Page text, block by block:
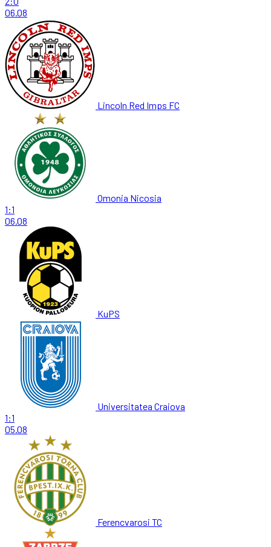
06.08
Lincoln Red Imps FC
Omonia Nicosia
1:1
06.08
KuPS
Universitatea Craiova
1:1
05.08
Ferencvarosi TC